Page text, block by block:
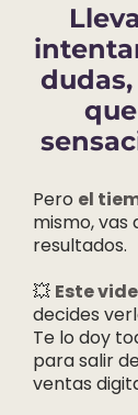
Pero el
mismo, vas
resultados.
💥 Este
decides
Te lo doy
para salir
ventas